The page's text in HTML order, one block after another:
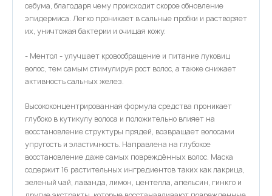
себума, благодаря чему происходит скорое обновление
эпидермиса. Легко проникает в сальные пробки и растворяет
их, уничтожая бактерии и очищая кожу.
- Ментол - улучшает кровообращение и питание луковиц
волос, тем самым стимулируя рост волос, а также снижает
активность сальных желез.
Высококонцентрированная формула средства проникает
глубоко в кутикулу волоса и положительно влияет на
восстановление структуры прядей, возвращает волосами
упругость и эластичность. Направлена на глубокое
восстановление даже самых повреждённых волос. Маска
содержит 16 растительных ингредиентов таких как лакрица,
зеленый чай, лаванда, лимон, центелла, апельсин, гинкго и